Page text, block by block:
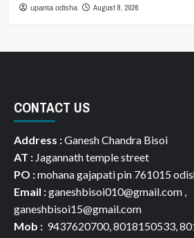
upanta odisha August 8, 2026
CONTACT US
Address :Ganesh Chandra Bisoi
AT : Jagannath temple street
PO :mohana gajapati pin 761015
Email :ganeshbisoi010@gmail.com ,
ganeshbisoi15@gmail.com
Mob : 9437620700, 8018150533,